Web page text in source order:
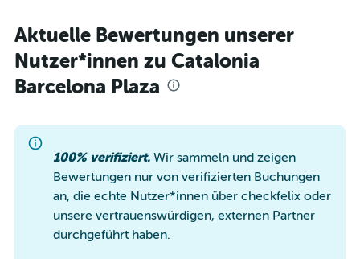
Aktuelle Bewertungen unserer
Nutzer*innen zu Catalonia
Barcelona Plaza
100% verifiziert. Wir sammeln und zeigen
Bewertungen nur von verifizierten Buchungen
an, die echte Nutzer*innen über checkfelix oder
unsere vertrauenswürdigen, externen Partner
durchgeführt haben.